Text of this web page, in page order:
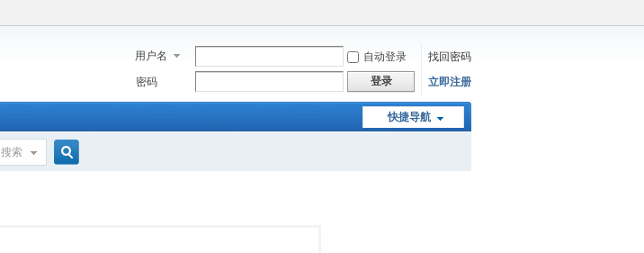
用户名 自动登录
找回密码
密码
登录 立即注册
快捷导航
搜索